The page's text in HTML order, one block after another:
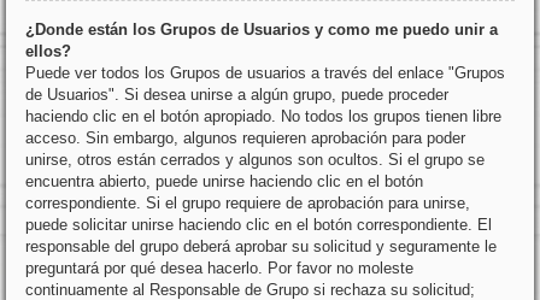
¿Donde están los Grupos de Usuarios y como me puedo unir a
ellos?
Puede ver todos los Grupos de usuarios a través del enlace "Grupos
de Usuarios". Si desea unirse a algún grupo, puede proceder
haciendo clic en el botón apropiado. No todos los grupos tienen libre
acceso. Sin embargo, algunos requieren aprobación para poder
unirse, otros están cerrados y algunos son ocultos. Si el grupo se
encuentra abierto, puede unirse haciendo clic en el botón
correspondiente. Si el grupo requiere de aprobación para unirse,
puede solicitar unirse haciendo clic en el botón correspondiente. El
responsable del grupo deberá aprobar su solicitud y seguramente le
preguntará por qué desea hacerlo. Por favor no moleste
continuamente al Responsable de Grupo si rechaza su solicitud;